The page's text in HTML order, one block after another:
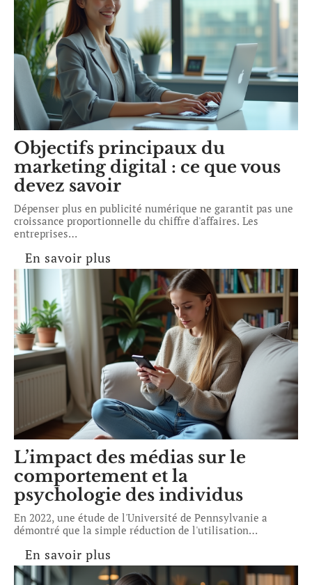
Objectifs principaux du
marketing digital : ce que vous
devez savoir
Dépenser plus en publicité numérique ne garantit pas une
croissance proportionnelle du chiffre d'affaires. Les
entreprises…
En savoir plus
L’impact des médias sur le
comportement et la
psychologie des individus
En 2022, une étude de l'Université de Pennsylvanie a
démontré que la simple réduction de l'utilisation…
En savoir plus